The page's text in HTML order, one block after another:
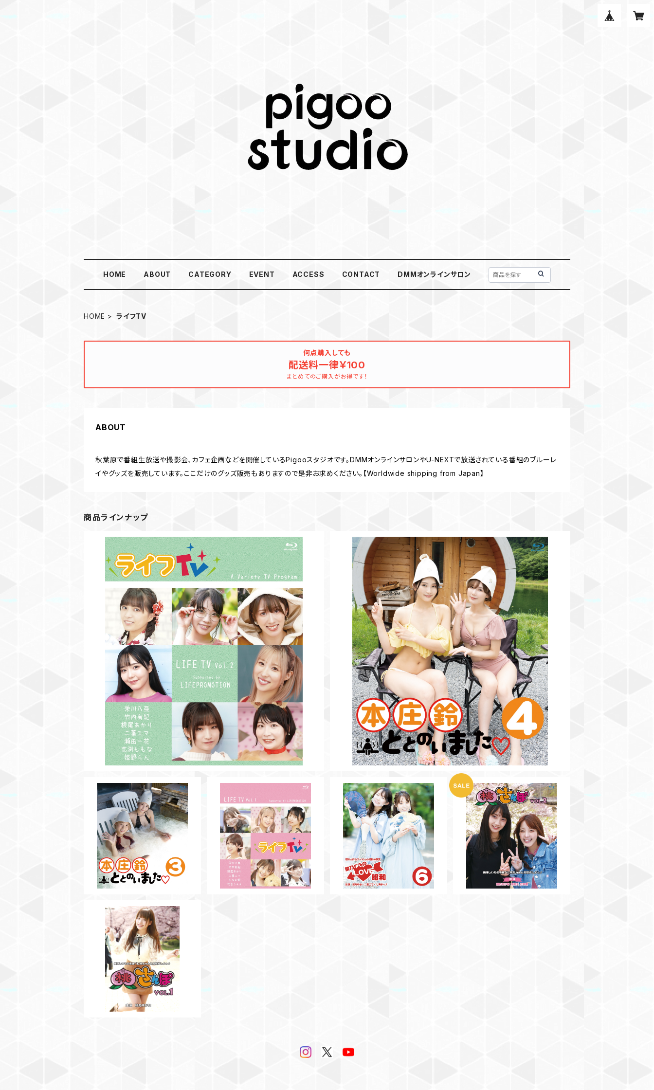
HOME ABOUT CATEGORY EVENT ACCESS CONTACT DMMオンラインサロン
HOME ライフTV
何点購入しても
配送料一律￥100
まとめてのご購入がお得です！
ABOUT
秋葉原で番組生放送や撮影会、カフェ企画などを開催しているPigooスタジオです。DMMオンラインサロンやU-NEXTで放送されている番組のブルーレ
イやグッズを販売しています。ここだけのグッズ販売もありますので是非お求めください。【Worldwide shipping from Japan】
商品ラインナップ
【BD】ライフTV Vol.2
¥3,500
【BD】本庄鈴ととのいました♡Vol.4
¥3,500
【BD】本庄鈴ととのいました♡V
ol.3
¥3,500
SOLD OUT
【BD】ライフTV Vol.1
¥3,500
【BD】架乃ゆらのLOVE昭和Vo
l.6
¥3,500
SOLD OUT
【DVD】桃さんぽVol.2
¥2,000
【DVD】桃さんぽVol.1
¥3,000